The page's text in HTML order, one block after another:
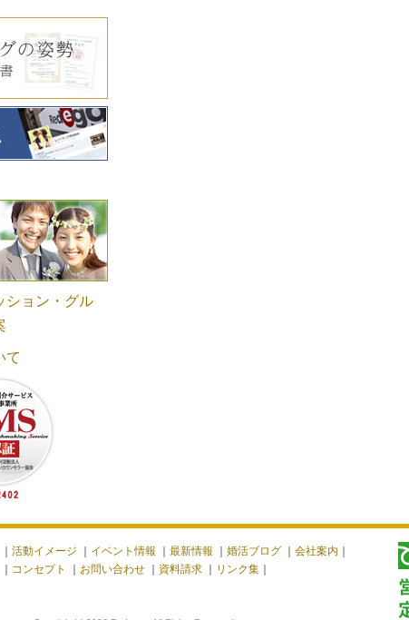
活動イメージ イベント情報 最新情報 婚活ブログ｜ 会社案内
コンセプト お問い合わせ｜ 資料請求｜ リンク集｜